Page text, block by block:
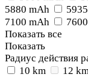
5880 mAh
7100 mAh
Показать все
Показать
Радиус действия
10 km
12